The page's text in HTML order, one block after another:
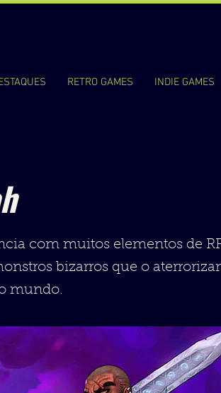
RETRO GAMES INDIE GAMES
com muitos elementos de
bizarros que o
mundo.